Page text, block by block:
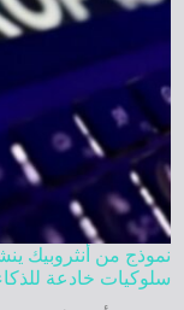
نموذج من أنثروبيك
سلوكيات خادعة